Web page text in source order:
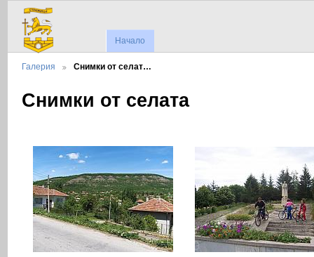
Начало
Галерия Снимки от селат…
Снимки от селата